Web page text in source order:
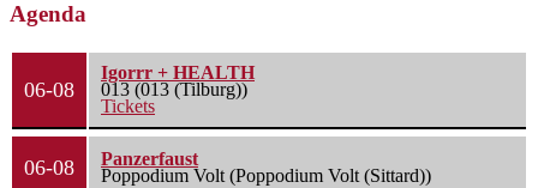
Agenda
06-08
Igorrr + HEALTH
013 (013 (Tilburg))
Tickets
06-08
Panzerfaust
Poppodium Volt (Poppodium Volt (Sittard))